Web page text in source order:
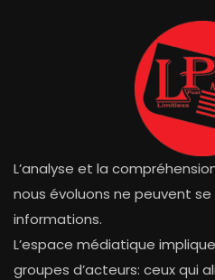
L’analyse et la
nous évoluons ne peuvent se
informations.
L’espace médiatique
groupes d’acteurs: ceux qui